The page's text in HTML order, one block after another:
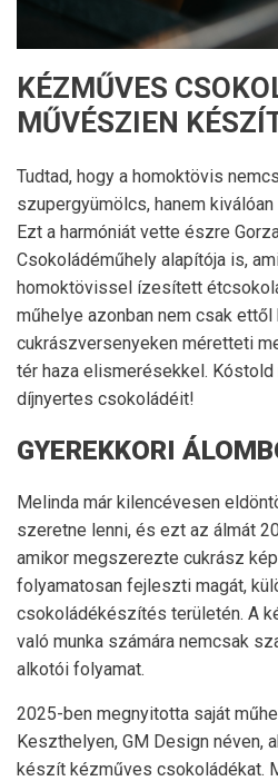
KÉZMŰVES
MŰVÉSZIEN
Tudtad, hogy a homoktövis
szupergyümölcs, hanem
Ezt a harmóniát vette észre
Csokoládéműhely alapítója is,
homoktövissel ízesített
műhelye azonban nem csak
cukrászversenyeken méretteti
tér haza elismerésekkel.
díjnyertes csokoládéit!
GYEREKKORI
Melinda már kilencévesen
szeretne lenni, és ezt az álmát
amikor megszerezte cukrász
folyamatosan fejleszti magát,
csokoládékészítés területén. A
való munka számára nemcsak
alkotói folyamat.
2025-ben megnyitotta saját
Keszthelyen, GM Design néven,
készít kézműves csokoládékat.